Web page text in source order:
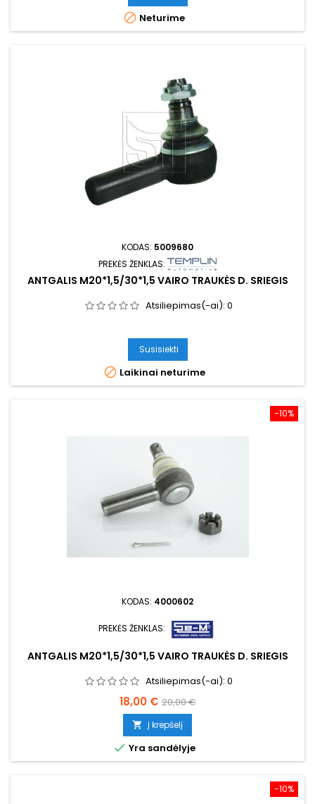
 Neturime
KODAS: 5009680
PREKĖS ŽENKLAS:
ANTGALIS M20*1,5/30*1,5 VAIRO TRAUKĖS D. SRIEGIS
Atsiliepimas(-ai): 0
Susisiekti
 Laikinai neturime
−10%
KODAS: 4000602
PREKĖS ŽENKLAS:
ANTGALIS M20*1,5/30*1,5 VAIRO TRAUKĖS D. SRIEGIS
Atsiliepimas(-ai): 0
Kaina
18,00 € Bazinė
kaina
20,00 €
 Į krepšelį
 Yra sandėlyje
−10%